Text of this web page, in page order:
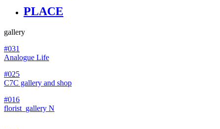
PLACE
gallery
#031
Analogue Life
#025
C7C gallery and shop
#016
florist_gallery N